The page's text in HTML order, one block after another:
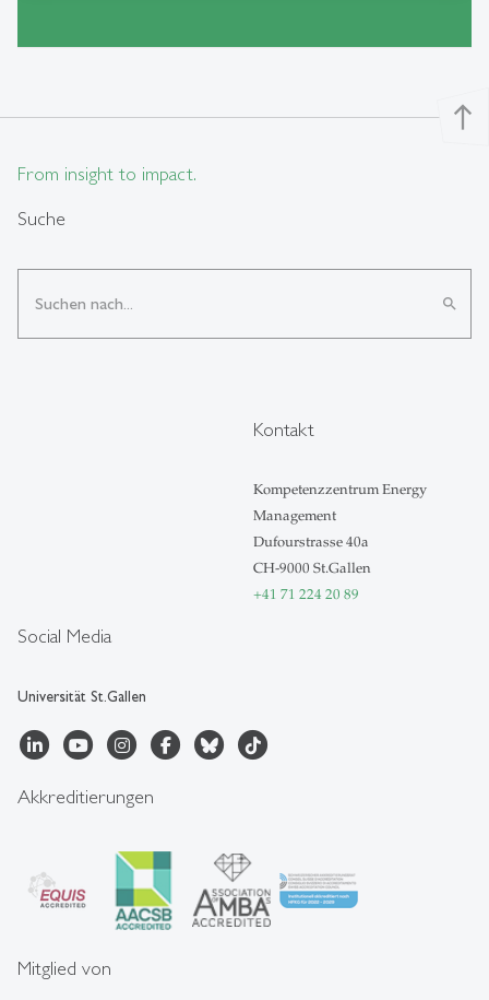
north
From insight to impact.
Suche
search
Social Media
Universität St.Gallen
Kontakt
Kompetenzzentrum Energy
Management
Dufourstrasse 40a
CH-9000 St.Gallen
+41 71 224 20 89
Akkreditierungen
Mitglied von